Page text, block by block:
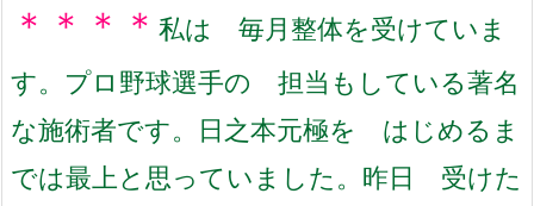
＊＊＊＊ 私は 毎月整体を受けていま
す。 プロ野球選手の 担当もしている著名
な施術者です。
日之本元極を はじめるま
では最上と思っていました。 昨日 受けた